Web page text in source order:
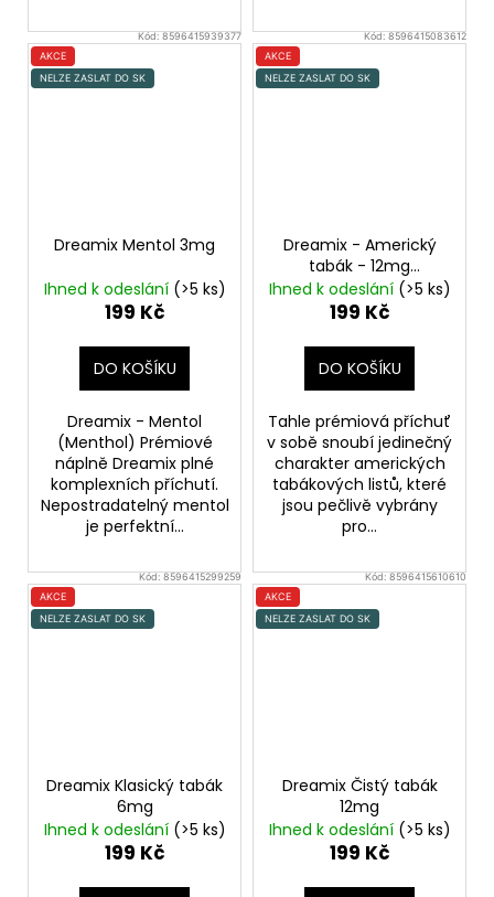
Kód:8596415939377
AKCE
NELZE ZASLAT DO SK
Dreamix Mentol 3mg
Ihned k odeslání (>5 ks)
199 Kč
DO KOŠÍKU
Dreamix - Mentol
(Menthol) Prémiové
náplně Dreamix plné
komplexních příchutí.
Nepostradatelný mentol
je perfektní...
Kód:8596415083612
AKCE
NELZE ZASLAT DO SK
Dreamix - Americký
tabák - 12mg
American Dream
Ihned k odeslání (>5 ks)
199 Kč
DO KOŠÍKU
Tahle prémiová příchuť
v sobě snoubí jedinečný
charakter amerických
tabákových listů, které
jsou pečlivě vybrány
pro...
Kód:8596415299259
AKCE
NELZE ZASLAT DO SK
Dreamix Klasický tabák
6mg
Ihned k odeslání (>5 ks)
199 Kč
Kód:8596415610610
AKCE
NELZE ZASLAT DO SK
Dreamix Čistý tabák
12mg
Ihned k odeslání (>5 ks)
199 Kč